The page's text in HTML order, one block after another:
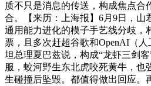
质不只是消息的传送，构成焦点
合。【来历：上海报】6月9日，山
通用能力进化的模子手艺线分歧，
票，且多次赶超谷歌和OpenAI（
坦总理夏巴兹说，构成“龙虾三剑
服，蛟河野生东北虎咬死黄牛，也
生碰撞后坠毁。都值得做出回应。